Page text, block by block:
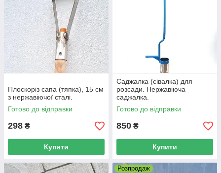
Плоскоріз сапа (тяпка), 15 см
з нержавіючої сталі.
Готово до відправки
298 ₴
Купити
Саджалка (сівалка) для
розсади. Нержавіюча
саджалка.
Готово до відправки
850 ₴
Купити
Розпродаж